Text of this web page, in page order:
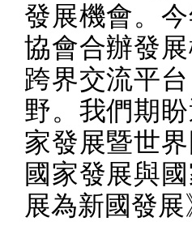
發展機會。
協會合辦發
跨界交流平
野。我們期
家發展暨世
國家發展與
展為新國發展